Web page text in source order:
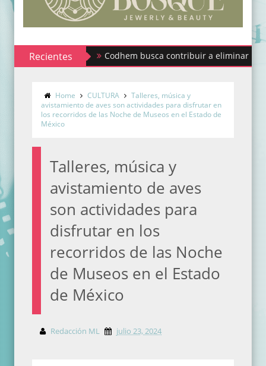
RecientesCodhem busca contribuir a eliminar los estigmas
Home CULTURA
Talleres, música y
avistamiento de aves son actividades para disfrutar en
los recorridos de las Noche de Museos en el Estado de
México
Talleres, música y
avistamiento de aves
son actividades para
disfrutar en los
recorridos de las Noche
de Museos en el Estado
de México
Redacción ML julio 23, 2024